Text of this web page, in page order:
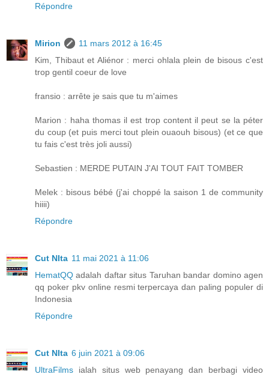
Répondre
Mirion
11 mars 2012 à 16:45
Kim, Thibaut et Aliénor : merci ohlala plein de bisous c'est
trop gentil coeur de love
fransio : arrête je sais que tu m'aimes
Marion : haha thomas il est trop content il peut se la péter
du coup (et puis merci tout plein ouaouh bisous) (et ce que
tu fais c'est très joli aussi)
Sebastien : MERDE PUTAIN J'AI TOUT FAIT TOMBER
Melek : bisous bébé (j'ai choppé la saison 1 de community
hiiii)
Répondre
Cut NIta 11 mai 2021 à 11:06
HematQQadalah daftar situs Taruhan bandar domino agen
qq poker pkv online resmi terpercaya dan paling populer di
Indonesia
Répondre
Cut NIta 6 juin 2021 à 09:06
UltraFilms ialah situs web penayang dan berbagi video